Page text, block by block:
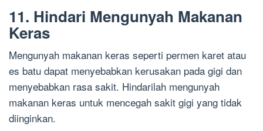
11. Hindari Mengunyah Makanan
Keras
Mengunyah makanan keras seperti permen karet atau
es batu dapat menyebabkan kerusakan pada gigi dan
menyebabkan rasa sakit. Hindarilah mengunyah
makanan keras untuk mencegah sakit gigi yang tidak
diinginkan.